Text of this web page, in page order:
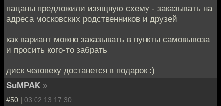
пацаны предложили изящную схему - заказывать на
адреса московских родственников и друзей
как вариант можно заказывать в пункты самовывоза
и просить кого-то забрать
диск человеку достанется в подарок :)
SuMPAK »
#50 | 03.02.13 17:30